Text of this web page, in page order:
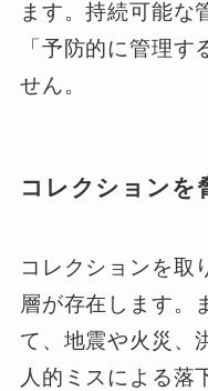
ます。持続可能な
「予防的に管理す
せん。
コレクションを
コレクションを取
層が存在します。
て、地震や火災、
人的ミスによる落